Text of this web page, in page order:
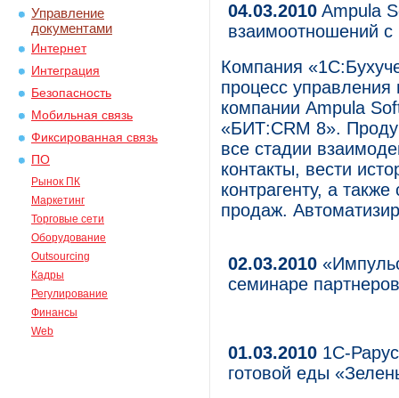
Управление
документами
Интернет
Интеграция
Безопасность
Мобильная связь
Фиксированная связь
ПО
Рынок ПК
Маркетинг
Торговые сети
Оборудование
Outsourcing
Кадры
Регулирование
Финансы
Web
04.03.2010 Ampula
взаимоотношений с
Компания
процесс
компании Ampula
«БИТ:CRM 8».
все стадии
контакты, вести
контрагенту, а
продаж.
02.03.2010
семинаре
01.03.2010 1С-
готовой еды